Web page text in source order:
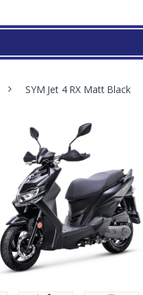
SYM Jet 4 RX Matt Black